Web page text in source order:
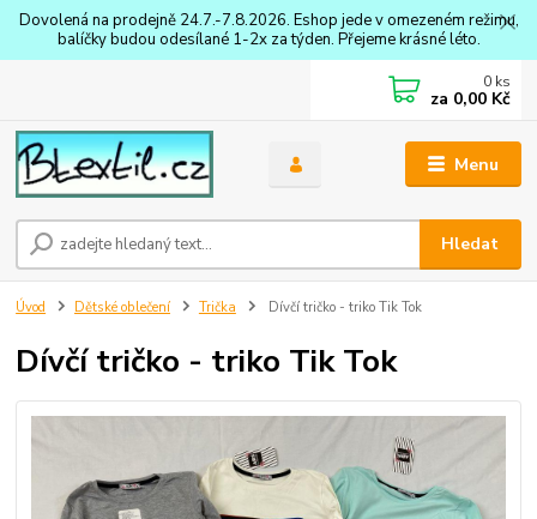
Dovolená na prodejně 24.7.-7.8.2026. Eshop jede v omezeném režimu,
balíčky budou odesílané 1-2x za týden. Přejeme krásné léto.
Menu
Hledat
0 ks
za 0,00 Kč
Úvod Dětské oblečení Trička Dívčí tričko - triko Tik Tok
Dívčí tričko - triko Tik Tok